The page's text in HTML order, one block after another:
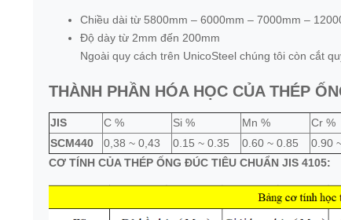
Chiều dài từ 5800mm – 6000mm – 7000mm –
Độ dày từ 2mm đến 200mm
Ngoài quy cách trên UnicoSteel chúng tôi còn cắt
THÀNH PHẦN HÓA HỌC CỦA THÉP
JIS C % Si % Mn % Cr %
SCM440
0,38 ~ 0,43 0.15 ~ 0.35 0.60 ~ 0.85 0.90
CƠ TÍNH CỦA THÉP ỐNG ĐÚC TIÊU CHUẨN JIS 4105: